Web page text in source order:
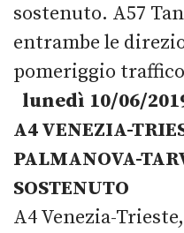
sostenuto. A57
entrambe le
pomeriggio
lunedì 10/06/
A4 VENEZIA-
PALMANOVA-
SOSTENUTO
A4 Venezia-